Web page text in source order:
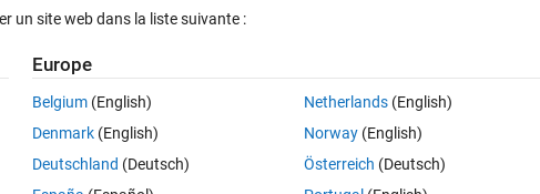
Ouvrir dans MATLAB Online
un site web dans la liste suivante :
Europe
Belgium (English)
Denmark (English)
Deutschland (Deutsch)
Netherlands(English)
Norway(English)
Österreich (Deutsch)